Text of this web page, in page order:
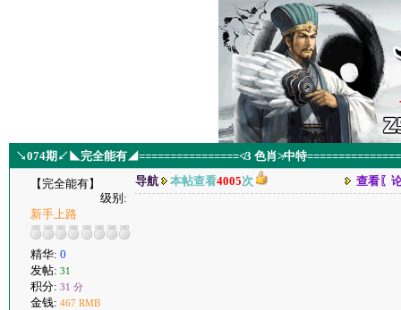
↘074期↙◣完全能有◢================≮3 色肖≯中特
【完全能有】
级别:
新手上路
精华: 0
发帖: 31
积分: 31 分
金钱: 467 RMB
导航 本帖查看4005次 查看〖